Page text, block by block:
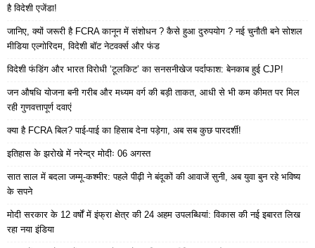
है विदेशी एजेंडा!
जानिए, क्यों जरूरी है FCRA कानून में संशोधन ? कैसे हुआ दुरुपयोग ? नई चुनौती बने सोशल
मीडिया एल्गोरिदम, विदेशी बॉट नेटवर्क्स और फंड
विदेशी फंडिंग और भारत विरोधी ‘टूलकिट’ का सनसनीखेज पर्दाफाश: बेनकाब हुई CJP!
जन औषधि योजना बनी गरीब और मध्यम वर्ग की बड़ी ताकत, आधी से भी कम कीमत पर मिल
रही गुणवत्तापूर्ण दवाएं
क्या है FCRA बिल? पाई-पाई का हिसाब देना पड़ेगा, अब सब कुछ पारदर्शी!
इतिहास के झरोखे में नरेन्द्र मोदीः 06 अगस्त
सात साल में बदला जम्मू-कश्मीर: पहले पीढ़ी ने बंदूकों की आवाजें सुनी, अब युवा बुन रहे भविष्य
के सपने
मोदी सरकार के 12 वर्षों में इंफ्रा क्षेत्र की 24 अहम उपलब्धियां: विकास की नई इबारत लिख
रहा नया इंडिया